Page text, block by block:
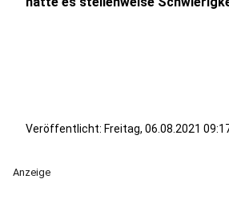
Veröffentlicht: Freitag, 06.08.2021
Anzeige